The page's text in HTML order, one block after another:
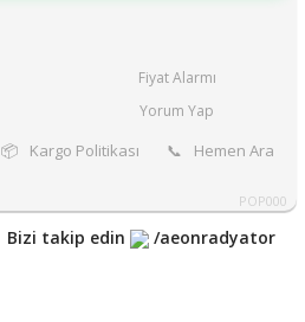
Fiyat Alarmı
Yorum Yap
📦 Kargo Politikası 📞 Hemen Ara
POP000
Bizi takip edin /aeonradyator